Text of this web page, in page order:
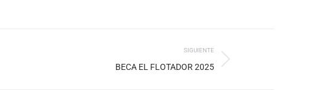
SIGUIENTE
BECA EL FLOTADOR 2025